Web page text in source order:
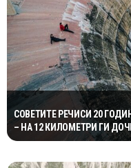
СОВЕТИТЕ РЕЧИСИ 20
– НА 12 КИЛОМЕТРИ ГИ
ОЧЕКУВАЛ